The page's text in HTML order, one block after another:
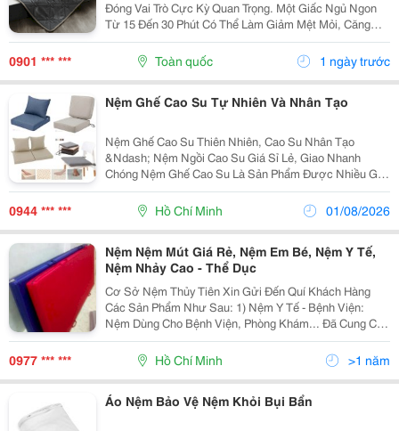
Đóng Vai Trò Cực Kỳ Quan Trọng. Một Giấc Ngủ Ngon
Từ 15 Đến 30 Phút Có Thể Làm Giảm Mệt Mỏi, Căng
Thẳng, Đồng Thời Tăng Hiệu Suất Làm Việc Cho Buổi
Chiều Lên Gấp Đôi. Tuy Nhiên, Việc Phải Ngủ Gục
0901 *** *** Toàn quốc 1 ngày trước
Nệm Ghế Cao Su Tự Nhiên Và Nhân Tạo
Nệm Ghế Cao Su Thiên Nhiên, Cao Su Nhân Tạo
&Ndash; Nệm Ngồi Cao Su Giá Sỉ Lẻ, Giao Nhanh
Chóng Nệm Ghế Cao Su Là Sản Phẩm Được Nhiều Gia
Đình, Quán Cafe, Nhà Hàng, Văn Phòng Và Trường Học
Lựa Chọn Để Lót Ghế Gỗ, Ghế Sofa, Ghế Băng, Ghế
Nhựa Hoặc...
0944 *** *** Hồ Chí Minh 01/08/2026
Nệm Nệm Mút Giá Rẻ, Nệm Em Bé, Nệm Y Tế,
Nệm Nhảy Cao - Thể Dục
Cơ Sở Nệm Thủy Tiên Xin Gửi Đến Quí Khách Hàng
Các Sản Phẩm Như Sau: 1) Nệm Y Tế - Bệnh Viện:
Nệm Dùng Cho Bệnh Viện, Phòng Khám... Đã Cung Cấp
Cho Nhiều Bệnh Viện Và Cửa Hàng Thiết Bị Y Tế Trong
Tp.hcm Và Các Tỉnh. * Các Loại Nệm: Cơ Sở Nệm
Thủy Tiê
0977 *** *** Hồ Chí Minh >1 năm
Áo Nệm Bảo Vệ Nệm Khỏi Bụi Bẩn